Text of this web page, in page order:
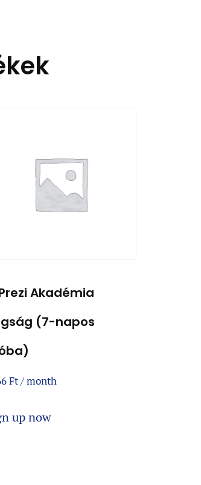
Akadémia
(7-napos
Ft/ month
up now